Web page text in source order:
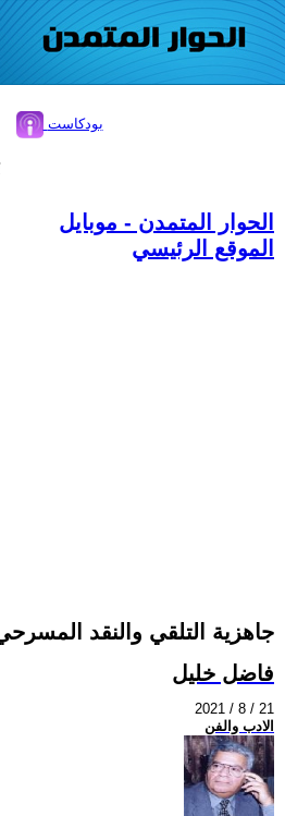
بودكاست
الحوار المتمدن - موبايل
الموقع الرئيسي
جاهزية التلقي والنقد
فاضل خليل
2021 / 8 / 21
الادب والفن